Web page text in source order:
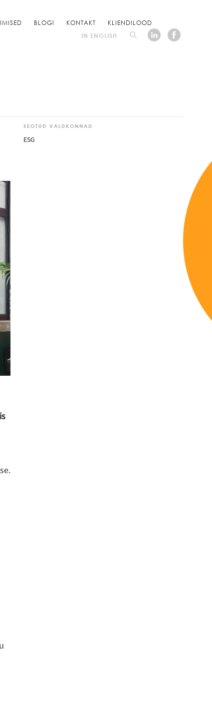
BLOGI KONTAKT
KLIENDILOOD
IN ENGLISH
SEOTUD VALDKONNAD
ESG